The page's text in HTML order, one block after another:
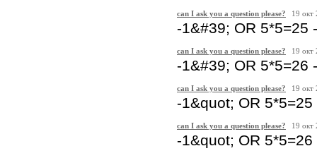
can I ask you a question please? 19
-1&#39; OR 5*5=25
can I ask you a question please? 19
-1&#39; OR 5*5=26
can I ask you a question please? 19
-1&quot; OR 5*5=25
can I ask you a question please? 19
-1&quot; OR 5*5=26